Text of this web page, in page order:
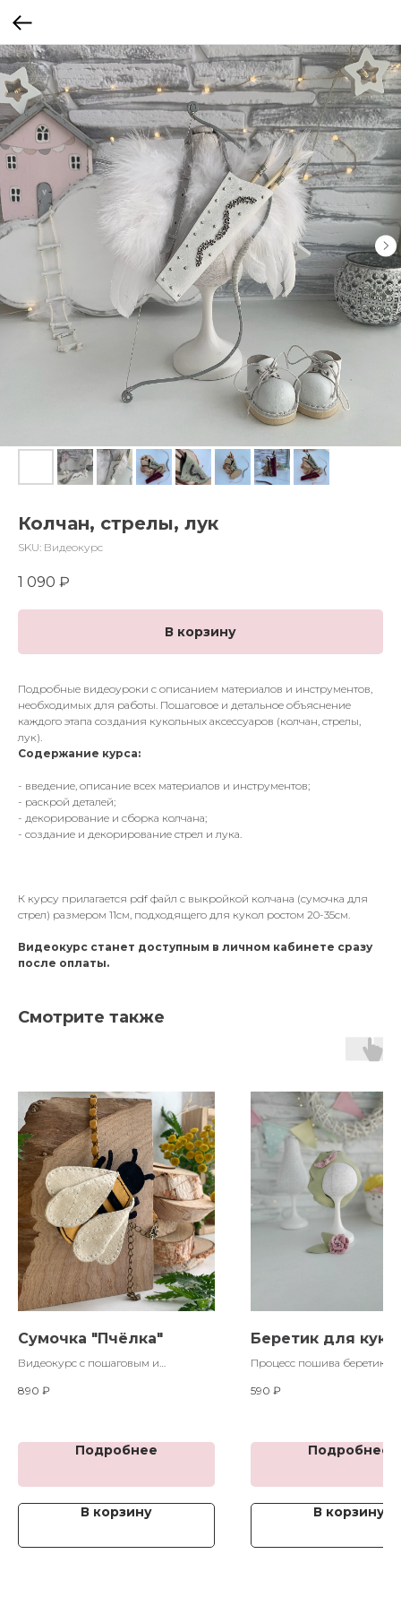
Колчан, стрелы, лук
SKU: Видеокурс
1 090 ₽
В корзину
Подробные видеоуроки с описанием материалов и инструментов,
необходимых для работы. Пошаговое и детальное объяснение
каждого этапа создания кукольных аксессуаров (колчан, стрелы,
лук).
Содержание курса:
- введение, описание всех материалов и инструментов;
- раскрой деталей;
- декорирование и сборка колчана;
- создание и декорирование стрел и лука.
К курсу прилагается pdf файл с выкройкой колчана (сумочка для
стрел) размером 11см, подходящего для кукол ростом 20-35см.
Видеокурс станет доступным в личном кабинете сразу
после оплаты.
Смотрите также
Сумочка "Пчёлка"
Видеокурс с пошаговым и
этапа создания сумочки "Пчёлки".
890 ₽
Подробнее
В корзину
Беретик для
Процесс пошива беретика
590 ₽
Подробнее
В корзину